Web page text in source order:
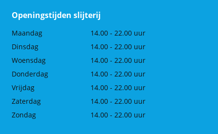
Openingstijden slijterij
Maandag
14.00 - 22.00 uur
Dinsdag
14.00 - 22.00 uur
Woensdag
14.00 - 22.00 uur
Donderdag
14.00 - 22.00 uur
Vrijdag
14.00 - 22.00 uur
Zaterdag
14.00 - 22.00 uur
Zondag
14.00 - 22.00 uur